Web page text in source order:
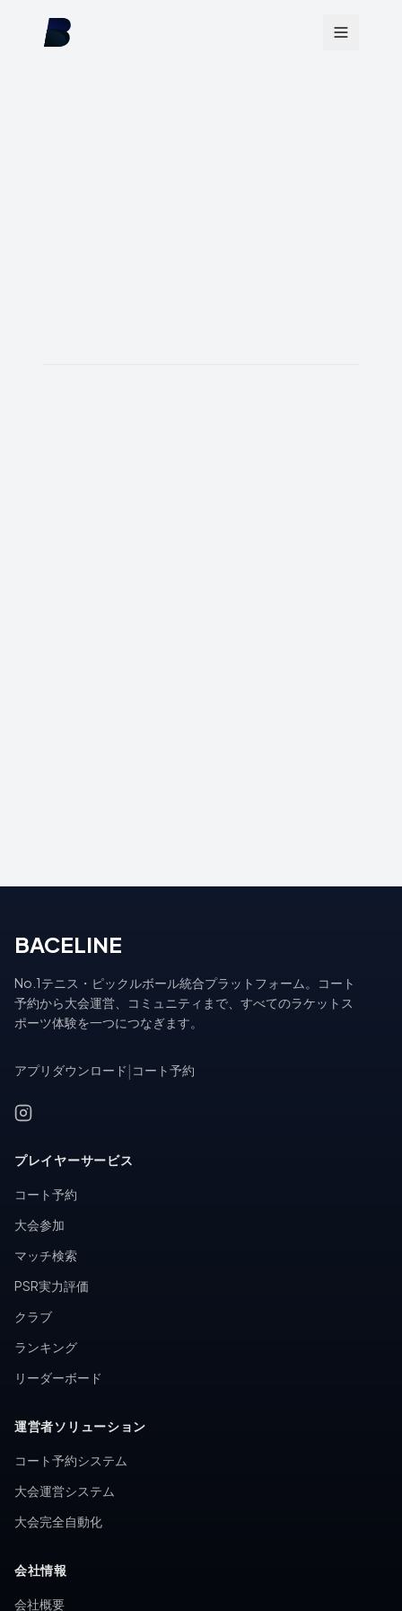
BACELINE
No.1テニス・ピックルボール統合プラットフォーム。コート
予約から大会運営、コミュニティまで、すべてのラケットス
ポーツ体験を一つにつなぎます。
アプリダウンロード コート予約
プレイヤーサービス
コート予約
大会参加
マッチ検索
PSR実力評価
クラブ
ランキング
リーダーボード
運営者ソリューション
コート予約システム
大会運営システム
大会完全自動化
会社情報
会社概要